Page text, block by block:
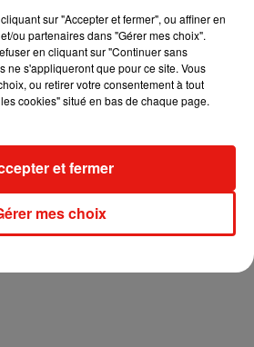
2026
et Amélie Lens dévoilent leur
Blanco invite Selena Gomez et
sur "Accepter et fermer", ou affiner en
ou partenaires dans "Gérer mes choix".
en cliquant sur "Continuer sans
ne s'appliqueront que pour ce site. Vous
ou retirer votre consentement à tout
cookies" situé en bas de chaque page.
mes choix
et fermer